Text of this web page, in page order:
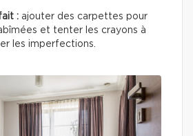
: ajouter des carpettes pour
et tenter les crayons à
les imperfections.